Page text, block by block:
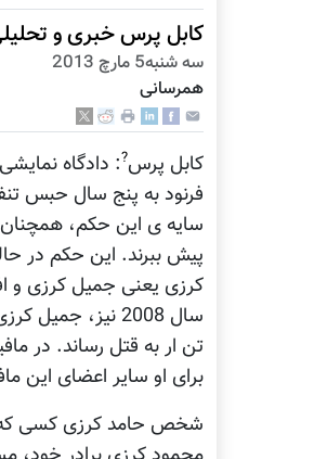
کابل پرس خبری و
سه شنبه5 مارچ 2013
همرسانی
کابل پرس?: دادگاه
فرنود به پنج سال حبس
سایه ی این حکم، همچنان
پیش ببرند. این حکم در
کرزی یعنی جمیل کرزی و
سال 2008 نیز،
تن ار به قتل رساند. در
برای او سایر اعضای این
شخص حامد کرزی کسی که